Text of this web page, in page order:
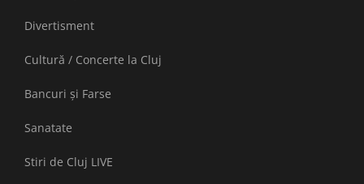
Divertisment
Cultură / Concerte la Cluj
Bancuri și Farse
Sanatate
Stiri de Cluj LIVE